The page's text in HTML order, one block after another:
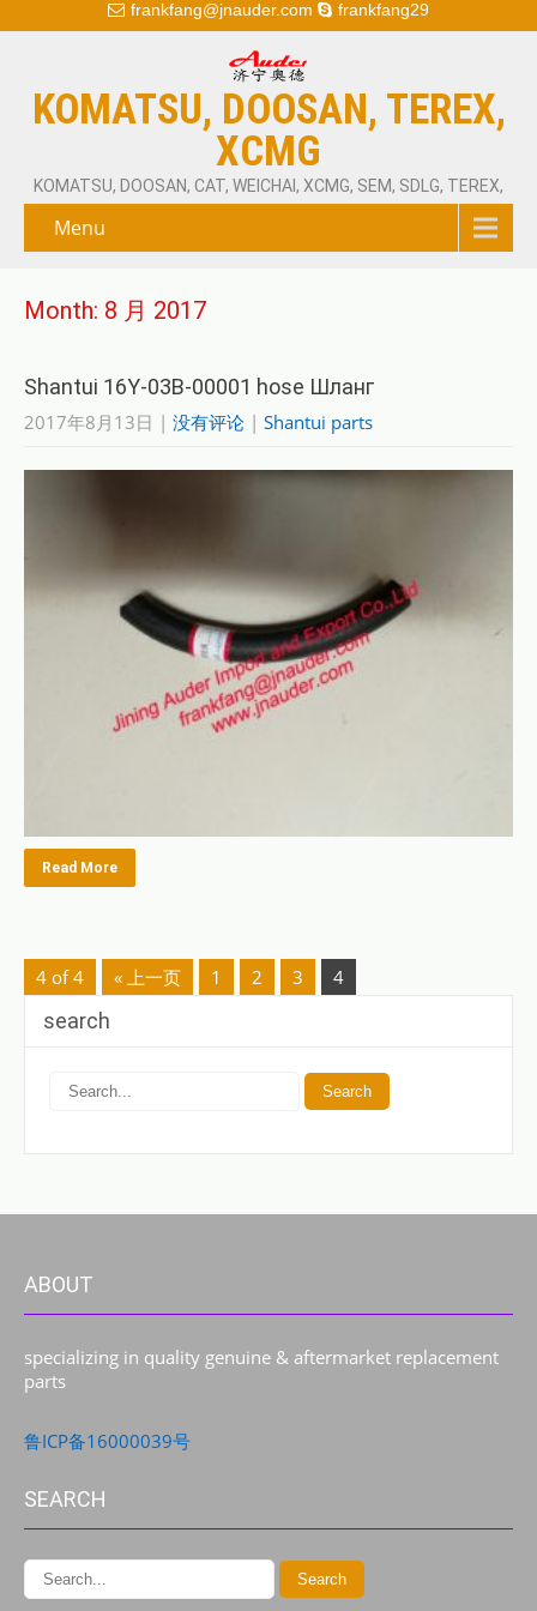
frankfang@jnauder.com frankfang29
KOMATSU, DOOSAN, TEREX,
XCMG
KOMATSU, DOOSAN, CAT, WEICHAI, XCMG, SEM, SDLG, TEREX,
Menu
Month: 8 月 2017
Shantui 16Y-03B-00001 hose Шланг
2017年8月13日 | 没有评论 | Shantui parts
Read More
4 of 4 « 上一页 1 2 3 4
search
ABOUT
specializing in quality genuine & aftermarket replacement
parts
鲁ICP备16000039号
SEARCH